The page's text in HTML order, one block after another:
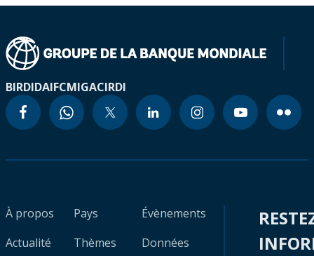
BIRDIDAIFCMIGACIRDI
À propos
Actualité
Pays
Thèmes
Évènements
Données